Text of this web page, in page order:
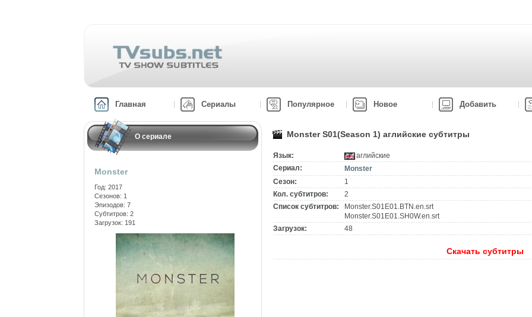
Главная Сериалы Популярное Новое Добавить
О сериале
Monster
Год: 2017
Сезонов: 1
Эпизодов: 7
Субтитров: 2
Загрузок: 191
Monster S01(Season 1) аглийские субтитры
Язык:
аглийские
Сериал:
Monster
Сезон:
1
Кол. субтитров:
2
Список субтитров:
Monster.S01E01.BTN.en.srt
Monster.S01E01.SH0W.en.srt
Загрузок:
48
Скачать субтитры